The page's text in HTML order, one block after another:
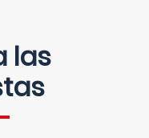
las